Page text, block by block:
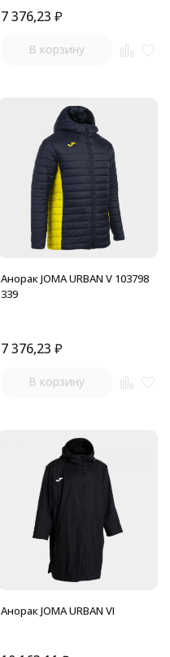
7 376,23 ₽
В корзину
Анорак JOMA URBAN V 103798
339
7 376,23 ₽
В корзину
Анорак JOMA URBAN VI